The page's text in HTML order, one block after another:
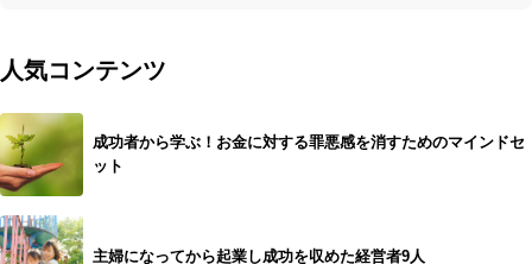
人気コンテンツ
成功者から学ぶ！お金に対する罪悪感を消すためのマインドセ
ット
主婦になってから起業し成功を収めた経営者9人